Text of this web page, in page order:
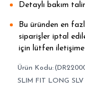
Detaylı bakım
Bu üründen en
siparişler iptal
için lütfen
SLIM FIT LONG SLV